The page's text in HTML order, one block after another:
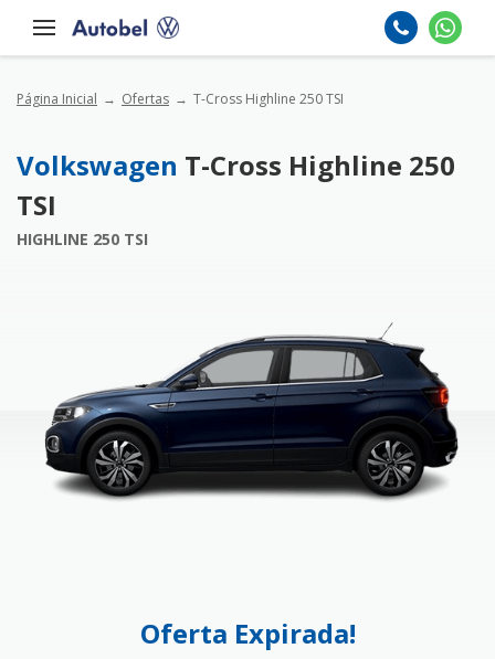
Página Inicial Ofertas T-Cross Highline 250 TSI
Volkswagen T-Cross Highline 250
TSI
HIGHLINE 250 TSI
Oferta Expirada!